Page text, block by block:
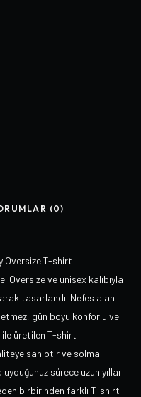
(0)
Oversize T-shirt
ve unisex kalıbıyla
tasarlandı. Nefes alan
gün boyu konforlu ve
ile üretilen T-shirt
sahiptir ve solma-
sürece uzun yıllar
birbirinden farklı T-shirt